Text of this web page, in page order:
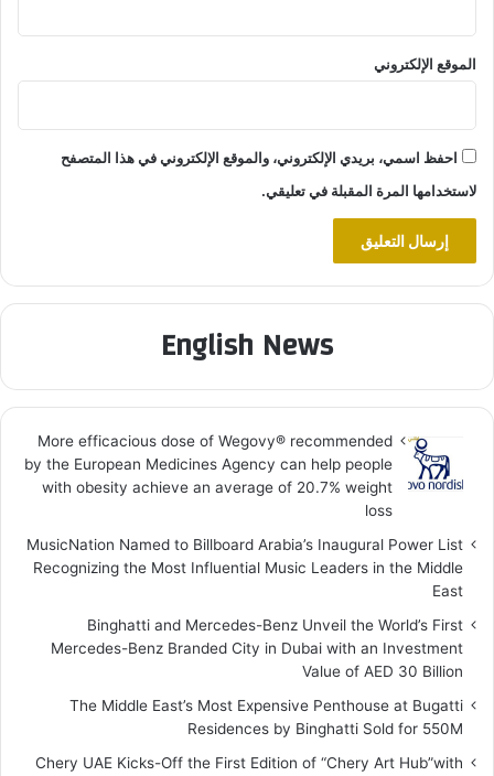
الموقع الإلكتروني
احفظ اسمي، بريدي الإلكتروني، والموقع الإلكتروني في هذا المتصفح
لاستخدامها المرة المقبلة في تعليقي.
English News
More efficacious dose of Wegovy®️ recommended
by the European Medicines Agency can help people
with obesity achieve an average of 20.7% weight
loss
MusicNation Named to Billboard Arabia’s Inaugural Power List
Recognizing the Most Influential Music Leaders in the Middle
East
Binghatti and Mercedes-Benz Unveil the World’s First
Mercedes-Benz Branded City in Dubai with an Investment
Value of AED 30 Billion
The Middle East’s Most Expensive Penthouse at Bugatti
Residences by Binghatti Sold for 550M
Chery UAE Kicks-Off the First Edition of “Chery Art Hub”with